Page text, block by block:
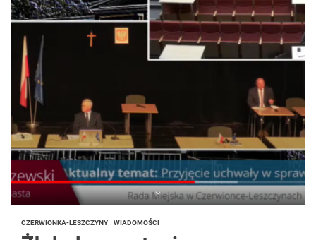
CZERWIONKA-LESZCZYNY WIADOMOŚCI